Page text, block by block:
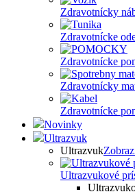
Zdravotnícky
Zdravotnícke
Zdravotnícke
Zdravotnícky
Zdravotnícke
Novinky
Ultrazvuk
Ultrazvuk
Ultrazvukové